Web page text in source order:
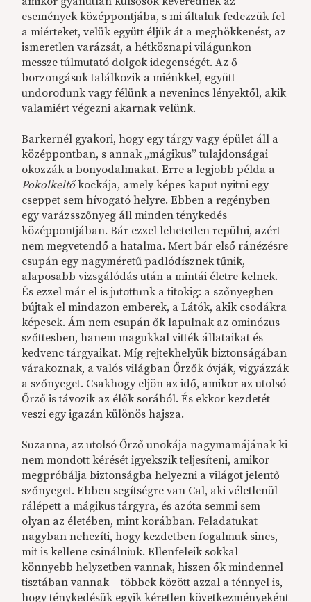
események középpontjába, s mi általuk fedezzük fel
a miérteket, velük együtt éljük át a meghökkenést, az
ismeretlen varázsát, a hétköznapi világunkon
messze túlmutató dolgok idegenségét. Az ő
borzongásuk találkozik a miénkkel, együtt
undorodunk vagy félünk a nevenincs lényektől, akik
valamiért végezni akarnak velünk.
Barkernél gyakori, hogy egy tárgy vagy épület áll a
középpontban, s annak „mágikus” tulajdonságai
okozzák a bonyodalmakat. Erre a legjobb példa a
Pokolkeltőkockája, amely képes kaput nyitni egy
cseppet sem hívogató helyre. Ebben a regényben
egy varázsszőnyeg áll minden ténykedés
középpontjában. Bár ezzel lehetetlen repülni, azért
nem megvetendő a hatalma. Mert bár első ránézésre
csupán egy nagyméretű padlódísznek tűnik,
alaposabb vizsgálódás után a mintái életre kelnek.
És ezzel már el is jutottunk a titokig: a szőnyegben
bújtak el mindazon emberek, a Látók, akik csodákra
képesek. Ám nem csupán ők lapulnak az ominózus
szőttesben, hanem magukkal vitték állataikat és
kedvenc tárgyaikat. Míg rejtekhelyük biztonságában
várakoznak, a valós világban Őrzők óvják, vigyázzák
a szőnyeget. Csakhogy eljön az idő, amikor az utolsó
Őrző is távozik az élők sorából. És ekkor kezdetét
veszi egy igazán különös hajsza.
Suzanna, az utolsó Őrző unokája nagymamájának ki
nem mondott kérését igyekszik teljesíteni, amikor
megpróbálja biztonságba helyezni a világot jelentő
szőnyeget. Ebben segítségre van Cal, aki véletlenül
rálépett a mágikus tárgyra, és azóta semmi sem
olyan az életében, mint korábban. Feladatukat
nagyban nehezíti, hogy kezdetben fogalmuk sincs,
mit is kellene csinálniuk. Ellenfeleik sokkal
könnyebb helyzetben vannak, hiszen ők mindennel
tisztában vannak – többek között azzal a ténnyel is,
hogy ténykedésük egyik kéretlen következményeként